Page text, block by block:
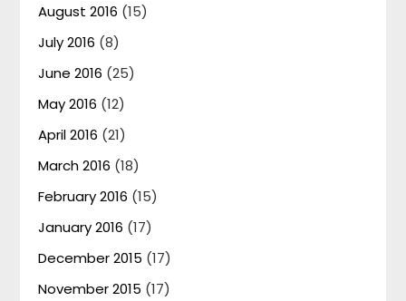
August 2016 (15)
July 2016 (8)
June 2016 (25)
May 2016 (12)
April 2016 (21)
March 2016 (18)
February 2016 (15)
January 2016 (17)
December 2015 (17)
November 2015 (17)